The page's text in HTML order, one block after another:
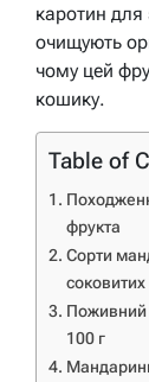
каротин для
очищують
чому цей
кошику.
Table of
фрукта
Сорти
соковитих
Поживний
100 г